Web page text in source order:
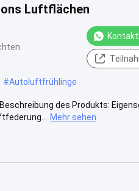
Luftflächen
#Autoluftfrühlinge
des Produkts:
Mehr sehen